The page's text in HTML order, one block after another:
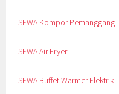
SEWA Kompor Pemanggang
SEWA Air Fryer
SEWA Buffet Warmer Elektrik